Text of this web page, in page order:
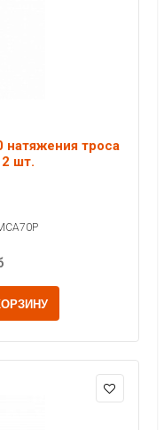
натяжения троса
шт.